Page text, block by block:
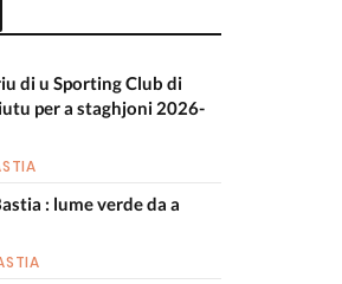
di u Sporting Club di
per a staghjoni 2026-
: lume verde da a